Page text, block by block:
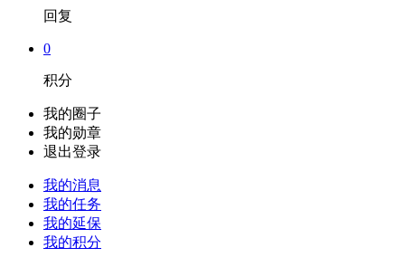
回复
0
积分
我的圈子
我的勋章
退出登录
我的消息
我的任务
我的延保
我的积分